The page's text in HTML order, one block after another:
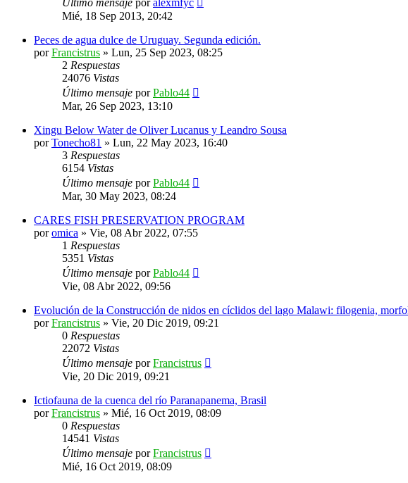
Mié, 18 Sep 2013, 20:42
Peces de agua dulce de Uruguay. Segunda edición.
porFrancistrus » Lun, 25 Sep 2023, 08:25
2 Respuestas
24076 Vistas
Último mensaje porPablo44
Mar, 26 Sep 2023, 13:10
Xingu Below Water de Oliver Lucanus y Leandro Sousa
porTonecho81 » Lun, 22 May 2023, 16:40
3 Respuestas
6154 Vistas
Último mensaje porPablo44
Mar, 30 May 2023, 08:24
CARES FISH PRESERVATION PROGRAM
poromica » Vie, 08 Abr 2022, 07:55
1 Respuestas
5351 Vistas
Último mensaje porPablo44
Vie, 08 Abr 2022, 09:56
Evolución de la Construcción de nidos en cíclidos del lago Malawi: filogenia,
porFrancistrus » Vie, 20 Dic 2019, 09:21
0 Respuestas
22072 Vistas
Último mensaje porFrancistrus
Vie, 20 Dic 2019, 09:21
Ictiofauna de la cuenca del río Paranapanema, Brasil
porFrancistrus » Mié, 16 Oct 2019, 08:09
0 Respuestas
14541 Vistas
Último mensaje porFrancistrus
Mié, 16 Oct 2019, 08:09